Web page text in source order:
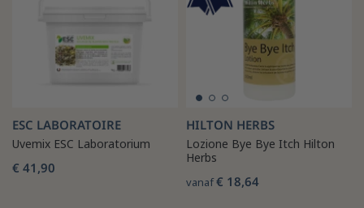
ESC LABORATOIRE
Uvemix ESC Laboratorium
€ 41,90
HILTON HERBS
Lozione Bye Bye Itch Hilton
Herbs
vanaf€ 18,64